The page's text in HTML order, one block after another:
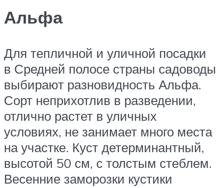
Альфа
Для тепличной и уличной посадки
в Средней полосе страны садоводы
выбирают разновидность Альфа.
Сорт неприхотлив в разведении,
отлично растет в уличных
условиях, не занимает много места
на участке. Куст детерминантный,
высотой 50 см, с толстым стеблем.
Весенние заморозки кустики